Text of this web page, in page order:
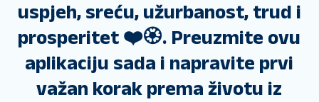
uspjeh, sreću, užurbanost, trud i
prosperitet ❤️🏵️. Preuzmite ovu
aplikaciju sada i napravite prvi
važan korak prema životu iz